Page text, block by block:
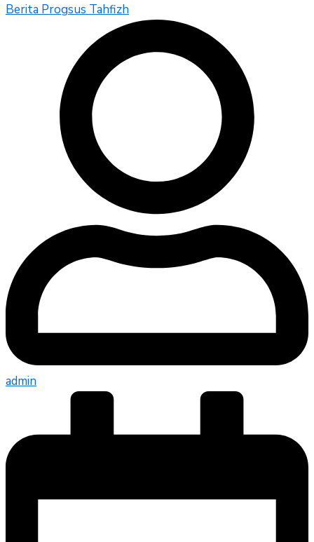
Berita Progsus Tahfizh
admin